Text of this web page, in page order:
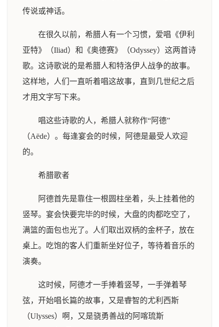
传说或神话。
在很久以前，希腊人有一个习惯，爱唱《伊利
亚特》（Iliad）和《奥德赛》（Odyssey）这两首诗
歌。这诗歌说的是希腊人和特洛伊人战争的故事。
这样地，人们一直听着唱这故事，直到几世纪之后
才用文字写下来。
唱这些诗歌的人，希腊人就称作“阿德”
（Aëde）。每逢宴会的时候，阿德是最受人欢迎
的。
希腊歌者
阿德首先是靠住一根圆柱坐着，头上挂着他的
竖琴。宴会快要完毕的时候，大盘的肉都吃空了，
满篮的面包也光了。人们取出双柄的金杯子，放在
桌上。吃饱的客人们重新坐好位子，等待着音乐的
演奏。
这时候，阿德才一手捧着竖琴，一手弹着琴
弦，开始唱长篇的故事，又是睿智的尤利西斯
（Ulysses）啊，又是骁勇善战的阿喀琉斯